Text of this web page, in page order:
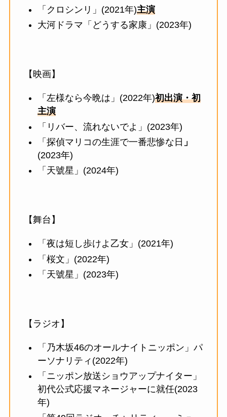
「クロシンリ」(2021年)主演
大河ドラマ「どうする家康」(2023年)
【映画】
「左様なら今晩は」(2022年)初出演・初
主演
「リバー、流れないでよ」(2023年)
「探偵マリコの生涯で一番悲惨な日 」
(2023年)
「天號星」(2024年)
【舞台】
「夜は短し歩けよ乙女」(2021年)
「桜文」(2022年)
「天號星」(2023年)
【ラジオ】
「乃木坂46のオールナイトニッポン」パ
ーソナリティ(2022年)
「ニッポン放送ショウアップナイター」
初代公式応援マネージャーに就任(2023
年)